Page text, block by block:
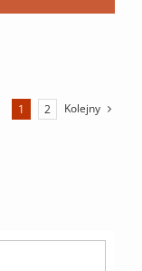
1 2 Kolejny